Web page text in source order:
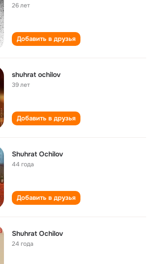
26 лет
Добавить в друзья
shuhrat ochilov
39 лет
Добавить в друзья
Shuhrat Ochilov
44 года
Добавить в друзья
Shuhrat Ochilov
24 года